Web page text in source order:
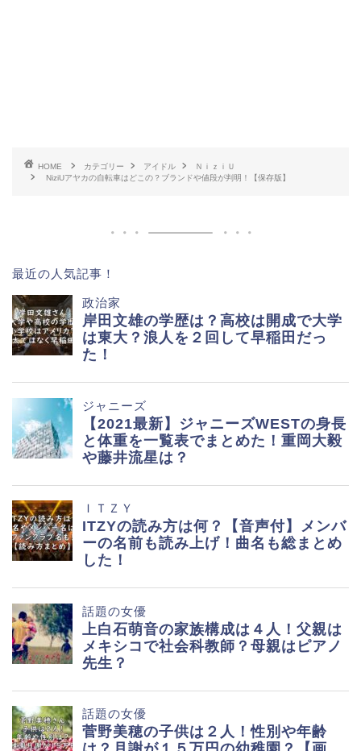
HOME カテゴリー アイドル
ＮｉｚｉＵ
NiziUアヤカの自転車はどこの？ブランドや値段が判明！【保存版】
最近の人気記事！